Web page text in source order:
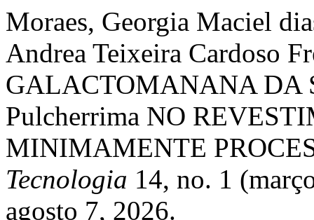
Moraes, Georgia Maciel
Andrea Teixeira Cardoso
GALACTOMANANA DA
Pulcherrima NO
MINIMAMENTE
Tecnologia 14, no. 1
agosto 7, 2026.